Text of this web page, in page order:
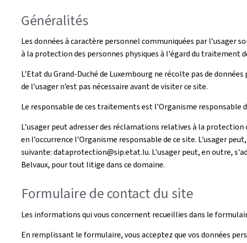
Généralités
Les données à caractère personnel communiquées par l’usager
à la protection des personnes physiques à l'égard du traitement
L’Etat du Grand-Duché de Luxembourg ne récolte pas de
de l’usager n’est pas nécessaire avant de visiter ce site.
Le responsable de ces traitements est l’Organisme responsable
L’usager peut adresser des réclamations relatives à la
en l’occurrence l’Organisme responsable de ce site. L'usager
suivante: dataprotection@sip.etat.lu. L'usager peut, en outre,
Belvaux, pour tout litige dans ce domaine.
Formulaire de contact du site
Les informations qui vous concernent recueillies dans le
En remplissant le formulaire, vous acceptez que vos données